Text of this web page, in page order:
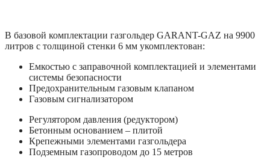
В базовой комплектации газгольдер GARANT-GAZ на 9900
литров с толщиной стенки 6 мм укомплектован:
Емкостью с заправочной комплектацией и элементами
системы безопасности
Предохранительным газовым клапаном
Газовым сигнализатором
Регулятором давления (редуктором)
Бетонным основанием – плитой
Крепежными элементами газгольдера
Подземным газопроводом до 15 метров